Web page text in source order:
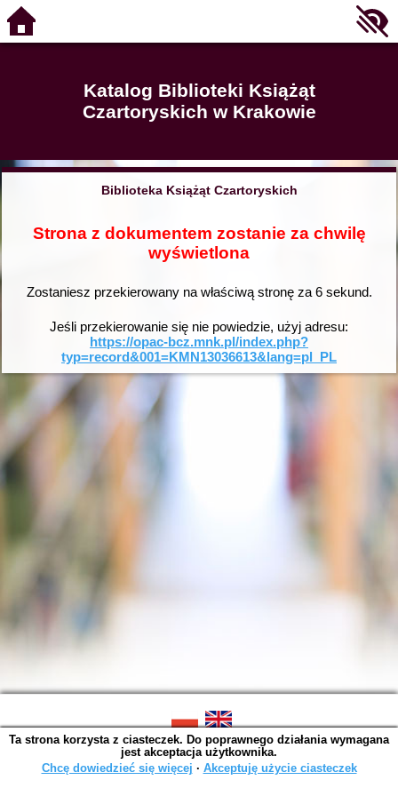
Katalog Biblioteki Książąt
Czartoryskich w Krakowie
Biblioteka Książąt Czartoryskich
Strona z dokumentem zostanie za chwilę
wyświetlona
Zostaniesz przekierowany na właściwą stronę za 6sekund.
Jeśli przekierowanie się nie powiedzie, użyj adresu:
https://opac-bcz.mnk.pl/index.php?
typ=record&001=KMN13036613&lang=pl_PL
SOWA OPAC v. 6.11.10 (2026-07-24)
Wygenerowano w 0,0015 s.
Ta strona korzysta z ciasteczek. Do poprawnego działania wymagana
jest akceptacja użytkownika.
Chcę dowiedzieć się więcej ∙ Akceptuję użycie ciasteczek